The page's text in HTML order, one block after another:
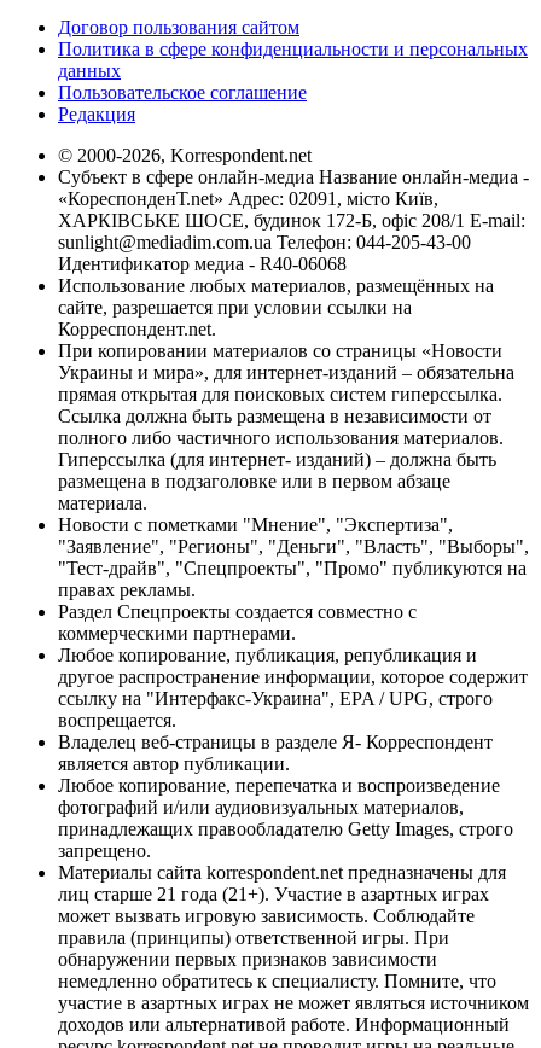
Договор пользования сайтом
Политика в сфере конфиденциальности и персональных
данных
Пользовательское соглашение
Редакция
© 2000-2026, Korrespondent.net
Субъект в сфере онлайн-медиа Название онлайн-медиа -
«КореспонденТ.net» Адрес: 02091, місто Київ,
ХАРКІВСЬКЕ ШОСЕ, будинок 172-Б, офіс 208/1 E-mail:
sunlight@mediadim.com.ua Телефон: 044-205-43-00
Идентификатор медиа - R40-06068
Использование любых материалов, размещённых на
сайте, разрешается при условии ссылки на
Корреспондент.net.
При копировании материалов со страницы «Новости
Украины и мира», для интернет-изданий – обязательна
прямая открытая для поисковых систем гиперссылка.
Ссылка должна быть размещена в независимости от
полного либо частичного использования материалов.
Гиперссылка (для интернет- изданий) – должна быть
размещена в подзаголовке или в первом абзаце
материала.
Новости с пометками "Мнение", "Экспертиза",
"Заявление", "Регионы", "Деньги", "Власть", "Выборы",
"Тест-драйв", "Спецпроекты", "Промо" публикуются на
правах рекламы.
Раздел Спецпроекты создается совместно с
коммерческими партнерами.
Любое копирование, публикация, републикация и
другое распространение информации, которое содержит
ссылку на "Интерфакс-Украина", EPA / UPG, строго
воспрещается.
Владелец веб-страницы в разделе Я- Корреспондент
является автор публикации.
Любое копирование, перепечатка и воспроизведение
фотографий и/или аудиовизуальных материалов,
принадлежащих правообладателю Getty Images, строго
запрещено.
Материалы сайта korrespondent.net предназначены для
лиц старше 21 года (21+). Участие в азартных играх
может вызвать игровую зависимость. Соблюдайте
правила (принципы) ответственной игры. При
обнаружении первых признаков зависимости
немедленно обратитесь к специалисту. Помните, что
участие в азартных играх не может являться источником
доходов или альтернативой работе. Информационный